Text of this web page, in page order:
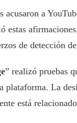
a
estas
de detección
” realizó pruebas
plataforma. La
está